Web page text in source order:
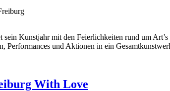
Kunstjahr mit den Feierlichkeiten rund um
Performances und Aktionen in ein
With Love